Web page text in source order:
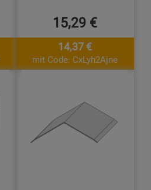
15,29 €
14,37 €
mit Code: CxLyh2Ajne